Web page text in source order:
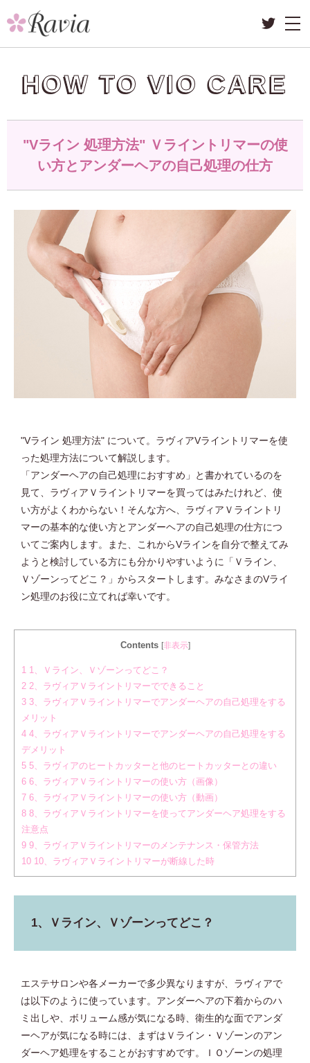
HOW TO VIO CARE
"Vライン 処理方法" Ｖライントリマーの使
い方とアンダーヘアの自己処理の仕方
"Vライン 処理方法" について。ラヴィアVライントリマーを使
った処理方法について解説します。
「アンダーヘアの自己処理におすすめ」と書かれているのを
見て、ラヴィアＶライントリマーを買ってはみたけれど、使
い方がよくわからない！そんな方へ、ラヴィアＶライントリ
マーの基本的な使い方とアンダーヘアの自己処理の仕方につ
いてご案内します。また、これからVラインを自分で整えてみ
ようと検討している方にも分かりやすいように「Ｖライン、
Ｖゾーンってどこ？」からスタートします。みなさまのVライ
ン処理のお役に立てれば幸いです。
Contents [非表示]
1 1、Ｖライン、Ｖゾーンってどこ？
2 2、ラヴィアＶライントリマーでできること
3 3、ラヴィアＶライントリマーでアンダーヘアの自己処理をする
メリット
4 4、ラヴィアＶライントリマーでアンダーヘアの自己処理をする
デメリット
5 5、ラヴィアのヒートカッターと他のヒートカッターとの違い
6 6、ラヴィアＶライントリマーの使い方（画像）
7 6、ラヴィアＶライントリマーの使い方（動画）
8 8、ラヴィアＶライントリマーを使ってアンダーヘア処理をする
注意点
9 9、ラヴィアＶライントリマーのメンテナンス・保管方法
10 10、ラヴィアＶライントリマーが断線した時
1、Ｖライン、Ｖゾーンってどこ？
エステサロンや各メーカーで多少異なりますが、ラヴィアで
は以下のように使っています。アンダーヘアの下着からのハ
ミ出しや、ボリューム感が気になる時、衛生的な面でアンダ
ーヘアが気になる時には、まずはＶライン・Ｖゾーンのアン
ダーヘア処理をすることがおすすめです。ＩＯゾーンの処理